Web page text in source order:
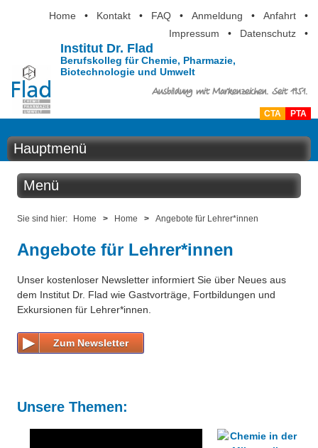
Home • Kontakt • FAQ • Anmeldung • Anfahrt
•
Impressum
• Datenschutz •
Institut Dr. Flad
Berufskolleg für Chemie, Pharmazie,
Biotechnologie und Umwelt
Ausbildung mit Markenzeichen. Seit 1951.
CTA PTA
Hauptmenü
Home
Über uns
Projekte
Menü
Home
CTA-Ausbildung
PTA-Ausbildung
CTA mit Schwerpunkt Biotechnologie
CTA mit Schwerpunkt Umwelt
Angebote für Schüler*innen
Gästebuch
Sie sind hier: Home > Home > Angebote für Lehrer*innen
Angebote für Lehrer*innen
Unser kostenloser Newsletter informiert Sie über Neues aus
dem Institut Dr. Flad wie Gastvorträge, Fortbildungen und
Exkursionen für Lehrer*innen.
Zum Newsletter
Unsere Themen: